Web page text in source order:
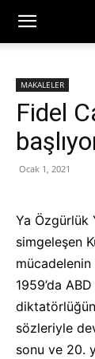
MAKALELER
Fidel
Ocak 1, 2021
Ya Özgürlük
simgeleşen
mücadelenin
1959’da
sözleriyle
sonu ve 20.